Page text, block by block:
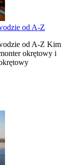
od A-Z
od A-Z Kim
okrętowy i